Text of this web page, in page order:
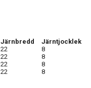
Järnbredd
Järntjocklek
22
8
22
8
22
8
22 8